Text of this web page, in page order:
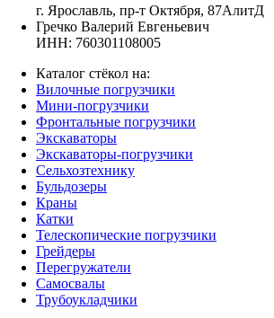
г. Ярославль, пр-т Октября, 87АлитД
Гречко Валерий Евгеньевич
ИНН: 760301108005
Каталог стёкол на:
Вилочные погрузчики
Мини-погрузчики
Фронтальные погрузчики
Экскаваторы
Экскаваторы-погрузчики
Сельхозтехнику
Бульдозеры
Краны
Катки
Телескопические погрузчики
Грейдеры
Перегружатели
Самосвалы
Трубоукладчики